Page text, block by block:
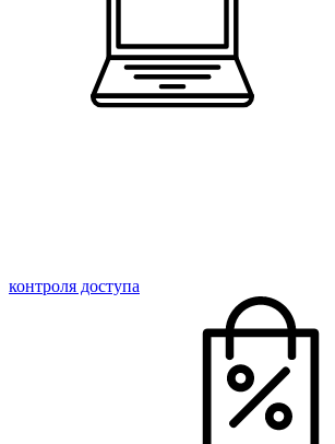
контроля доступа